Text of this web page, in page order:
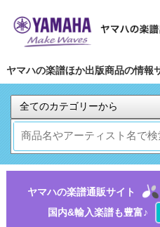
ヤマハの楽譜ほか出版商品の情報
ヤマハの楽譜通販サイト
国内&輸入楽譜も豊富♪